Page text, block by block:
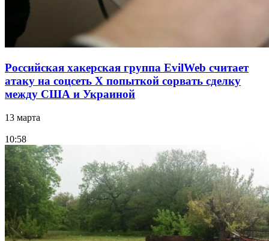
Российская хакерская группа EvilWeb считает
атаку на соцсеть Х попыткой сорвать сделку
между США и Украиной
13 марта
10:58